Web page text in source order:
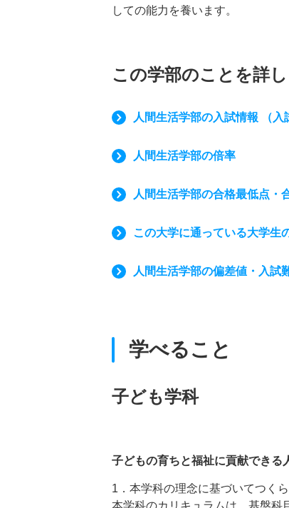
しての能力を養います。
この学部のことを詳
人間生活学部の入試情報 （入
人間生活学部の倍率
人間生活学部の合格最低点・
この大学に通っている大学生
人間生活学部の偏差値・入試
学べること
子ども学科
子どもの育ちと福祉に貢献できる
1．本学科の理念に基づいてつく
本学科のカリキュラムは、基盤科